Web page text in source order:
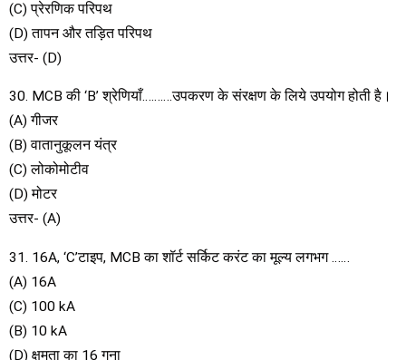
(C) प्रेरणिक परिपथ
(D) तापन और तड़ित परिपथ
उत्तर- (D)
30. MCB की ‘B’ श्रेणियाँ……….उपकरण के संरक्षण के लिये उपयोग होती है।
(A) गीजर
(B) वातानुकूलन यंत्र
(C) लोकोमोटीव
(D) मोटर
उत्तर- (A)
31. 16A, ‘C’टाइप, MCB का शॉर्ट सर्किट करंट का मूल्य लगभग ……
(A) 16A
(C) 100 kA
(B) 10 kA
(D) क्षमता का 16 गुना